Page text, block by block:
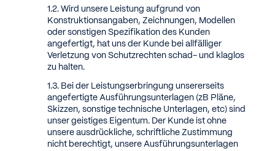
Wird unsere Leistung aufgrund von
Konstruktionsangaben, Zeichnungen, Modellen
oder sonstigen Spezifikation des Kunden
angefertigt, hat uns der Kunde bei allfälliger
Verletzung von Schutzrechten schad- und klaglos
zu halten.
Bei der Leistungserbringung unsererseits
angefertigte Ausführungsunterlagen (zB Pläne,
Skizzen, sonstige technische Unterlagen, etc) sind
unser geistiges Eigentum. Der Kunde ist ohne
unsere ausdrückliche, schriftliche Zustimmung
nicht berechtigt, unsere Ausführungsunterlagen